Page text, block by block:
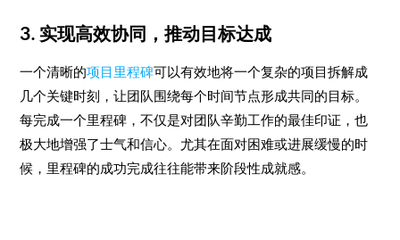
3. 实现高效协同，推动目标达成
一个清晰的项目里程碑可以有效地将一个复杂的项目拆解成
几个关键时刻，让团队围绕每个时间节点形成共同的目标。
每完成一个里程碑，不仅是对团队辛勤工作的最佳印证，也
极大地增强了士气和信心。尤其在面对困难或进展缓慢的时
候，里程碑的成功完成往往能带来阶段性成就感。